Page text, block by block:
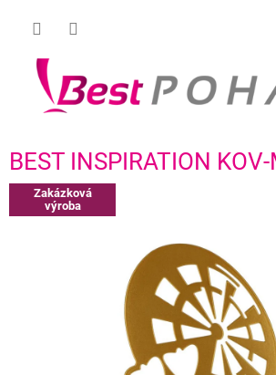
BEST INSPIRATION
Zakázková
výroba